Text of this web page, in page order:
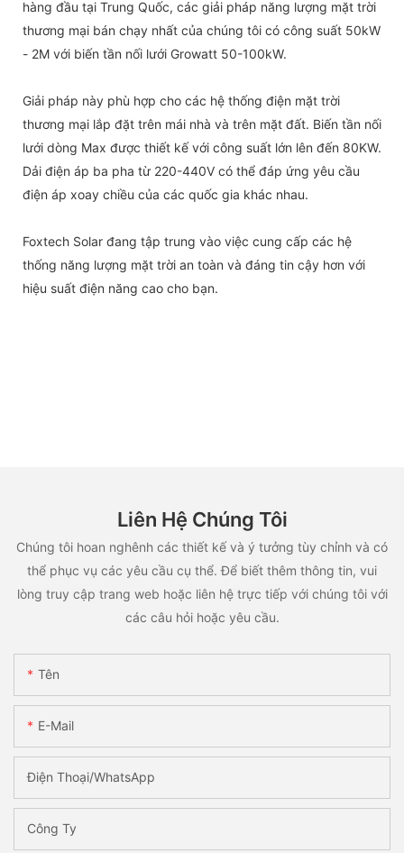
hàng đầu tại Trung Quốc, các giải pháp năng lượng mặt trời
thương mại bán chạy nhất của chúng tôi có công suất 50kW
- 2M với biến tần nối lưới Growatt 50-100kW.
Giải pháp này phù hợp cho các hệ thống điện mặt trời
thương mại lắp đặt trên mái nhà và trên mặt đất. Biến tần nối
lưới dòng Max được thiết kế với công suất lớn lên đến 80KW.
Dải điện áp ba pha từ 220-440V có thể đáp ứng yêu cầu
điện áp xoay chiều của các quốc gia khác nhau.
Foxtech Solar đang tập trung vào việc cung cấp các hệ
thống năng lượng mặt trời an toàn và đáng tin cậy hơn với
hiệu suất điện năng cao cho bạn.
Liên Hệ Chúng Tôi
Chúng tôi hoan nghênh các thiết kế và ý tưởng tùy chỉnh và có
thể phục vụ các yêu cầu cụ thể. Để biết thêm thông tin, vui
lòng truy cập trang web hoặc liên hệ trực tiếp với chúng tôi với
các câu hỏi hoặc yêu cầu.
Tên
E-Mail
Điện Thoại/WhatsApp
Công Ty